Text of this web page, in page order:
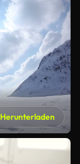
Herunterladen